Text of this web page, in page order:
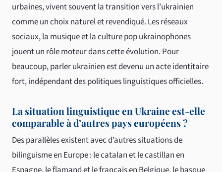
urbaines, vivent souvent la transition vers l’ukrainien
comme un choix naturel et revendiqué. Les réseaux
sociaux, la musique et la culture pop ukrainophones
jouent un rôle moteur dans cette évolution. Pour
beaucoup, parler ukrainien est devenu un acte identitaire
fort, indépendant des politiques linguistiques officielles.
La situation linguistique en Ukraine est-elle
comparable à d’autres pays européens ?
Des parallèles existent avec d’autres situations de
bilinguisme en Europe : le catalan et le castillan en